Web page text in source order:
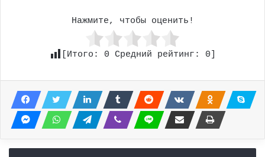
Нажмите, чтобы оценить!
[Итого: 0 Средний рейтинг: 0